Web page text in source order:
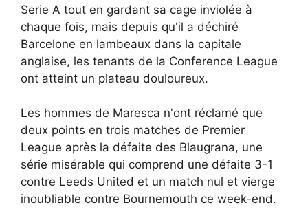
Serie A tout en gardant sa cage inviolée à
chaque fois, mais depuis qu'il a déchiré
Barcelone en lambeaux dans la capitale
anglaise, les tenants de la Conference League
ont atteint un plateau douloureux.
Les hommes de Maresca n'ont réclamé que
deux points en trois matches de Premier
League après la défaite des Blaugrana, une
série misérable qui comprend une défaite 3-1
contre Leeds United et un match nul et vierge
inoubliable contre Bournemouth ce week-end.